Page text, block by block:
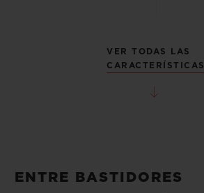
VER TODAS LAS
CARACTERÍSTICAS
ENTRE BASTIDORES